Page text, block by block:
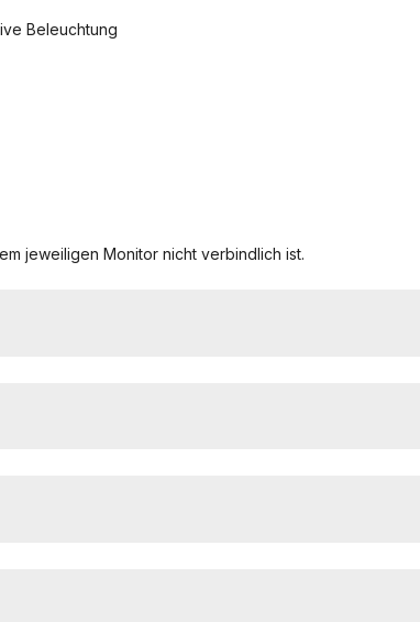
Beleuchtung
jeweiligen Monitor nicht verbindlich ist.